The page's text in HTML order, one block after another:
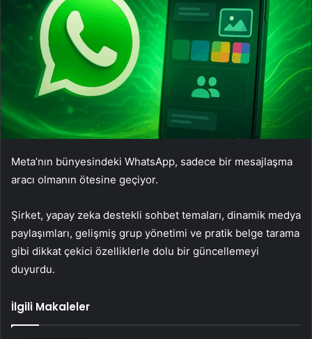
Meta’nın bünyesindeki WhatsApp, sadece bir mesajlaşma
aracı olmanın ötesine geçiyor.
Şirket, yapay zeka destekli sohbet temaları, dinamik medya
paylaşımları, gelişmiş grup yönetimi ve pratik belge tarama
gibi dikkat çekici özelliklerle dolu bir güncellemeyi
duyurdu.
İlgili Makaleler